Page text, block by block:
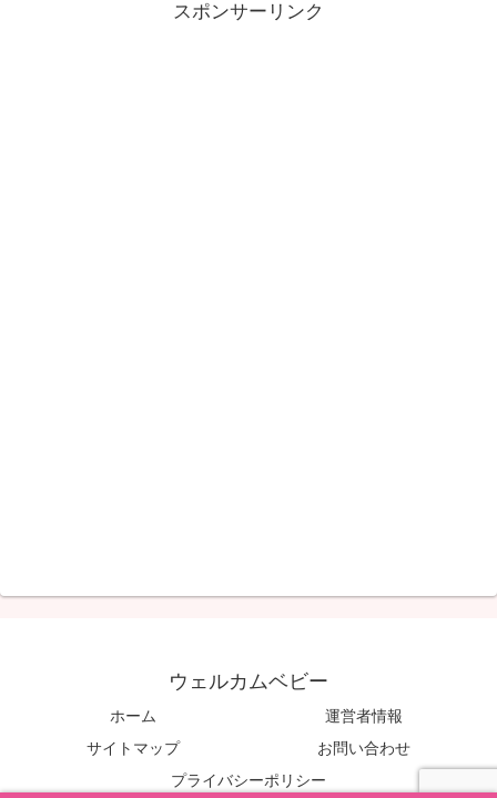
スポンサーリンク
ウェルカムベビー
ホーム
運営者情報
サイトマップ
お問い合わせ
プライバシーポリシー